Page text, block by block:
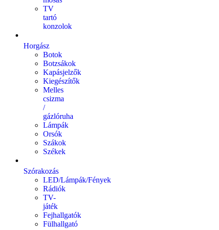
TV
tartó
konzolok
Horgász
Botok
Botzsákok
Kapásjelzők
Kiegészítők
Melles
csizma
/
gázlóruha
Lámpák
Orsók
Szákok
Székek
Szórakozás
LED/Lámpák/Fények
Rádiók
TV-
játék
Fejhallgatók
Fülhallgató